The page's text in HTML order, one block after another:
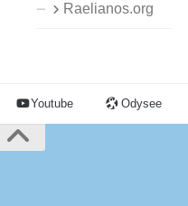
Raelianos.org
Youtube Odysee